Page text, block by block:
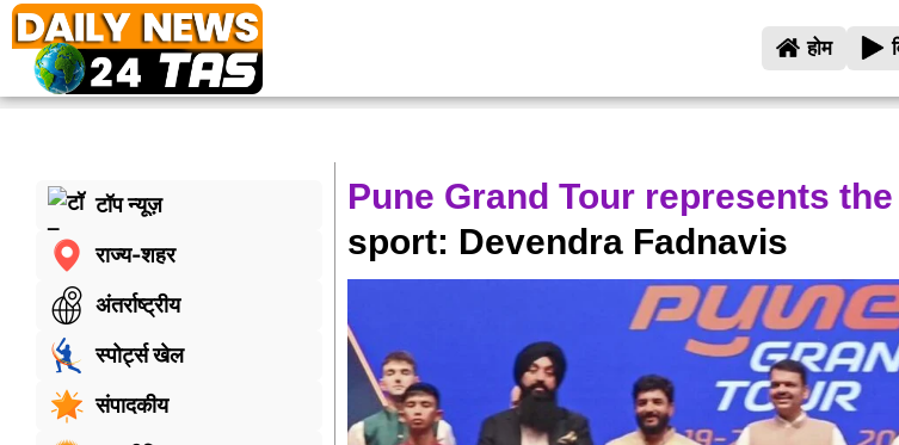
होम
टॉप न्यूज़
राज्य-शहर
अंतर्राष्ट्रीय
स्पोर्ट्स खेल
संपादकीय
Pune Grand Tour represents
sport: Devendra Fadnavis